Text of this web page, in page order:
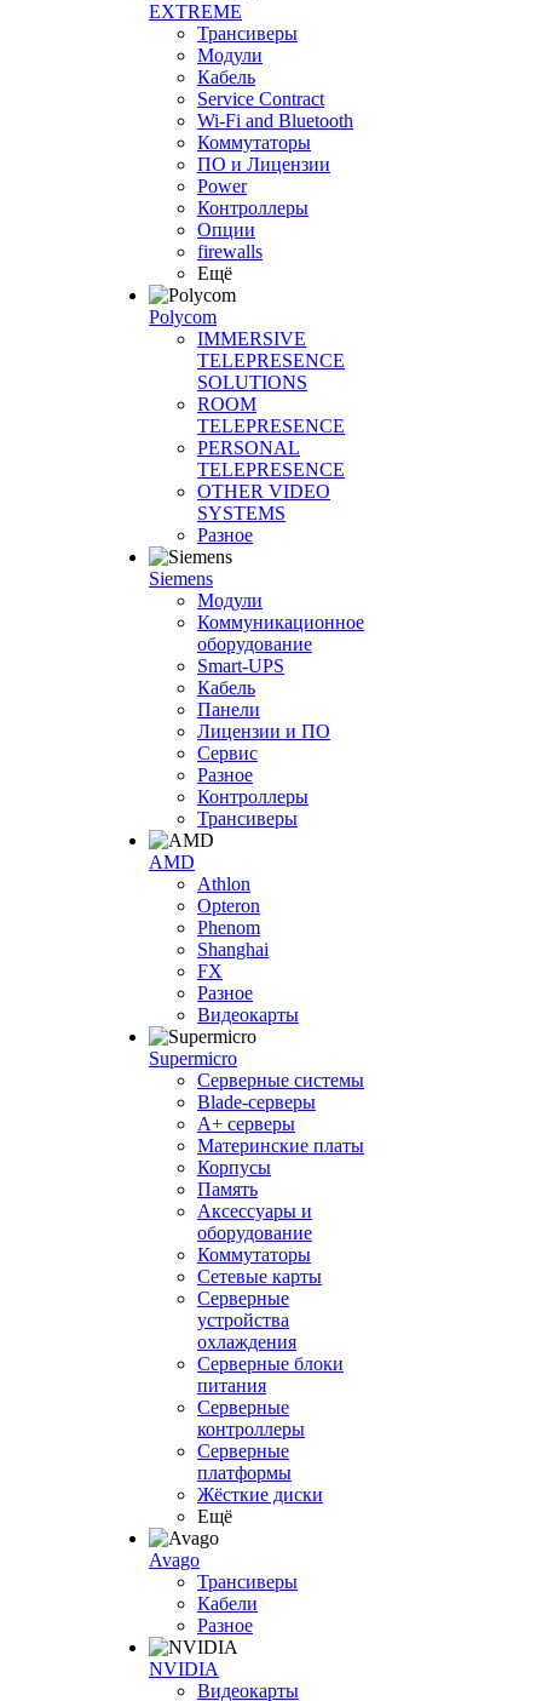
EXTREME
Трансиверы
Модули
Кабель
Service Contract
Wi-Fi and Bluetooth
Коммутаторы
ПО и Лицензии
Power
Контроллеры
Опции
firewalls
Ещё
Polycom
IMMERSIVE
TELEPRESENCE
SOLUTIONS
ROOM
TELEPRESENCE
PERSONAL
TELEPRESENCE
OTHER VIDEO
SYSTEMS
Разное
Siemens
Модули
Коммуникационное
оборудование
Smart-UPS
Кабель
Панели
Лицензии и ПО
Сервис
Разное
Контроллеры
Трансиверы
AMD
Athlon
Opteron
Phenom
Shanghai
FX
Разное
Видеокарты
Supermicro
Серверные системы
Blade-серверы
A+ серверы
Материнские платы
Корпусы
Память
Аксессуары и
оборудование
Коммутаторы
Сетевые карты
Серверные
устройства
охлаждения
Серверные блоки
питания
Серверные
контроллеры
Серверные
платформы
Жёсткие диски
Ещё
Avago
Трансиверы
Кабели
Разное
NVIDIA
Видеокарты